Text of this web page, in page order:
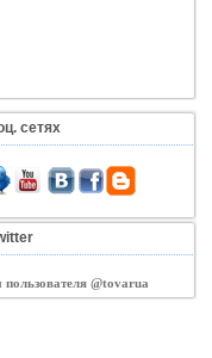
сетях
пользователя @tovarua